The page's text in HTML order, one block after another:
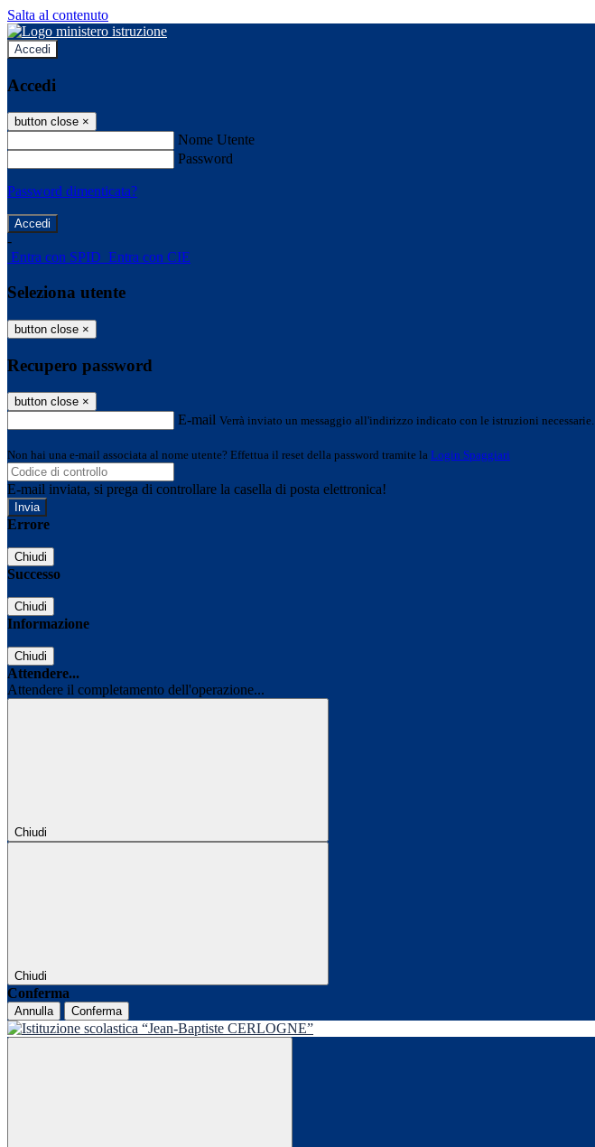
Salta al contenuto
Accedi
Accedi
button close ×
Nome Utente
Password
Password dimenticata?
-
Entra con SPID Entra con CIE
Seleziona utente
button close ×
Recupero password
button close ×
E-mail Verrà inviato un messaggio all'indirizzo indicato con le istruzioni necessarie.
Non hai una e-mail associata al nome utente? Effettua il reset della password tramite la Login Spaggiari
E-mail inviata, si prega di controllare la casella di posta elettronica!
Errore
Chiudi
Successo
Chiudi
Informazione
Chiudi
Attendere...
Attendere il completamento dell'operazione...
Chiudi
Chiudi
Conferma
Annulla Conferma